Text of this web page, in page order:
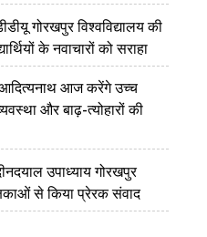
गोरखपुर विश्वविद्यालय की
के नवाचारों को सराहा
आदित्यनाथ आज करेंगे उच्च
और बाढ़-त्योहारों की
उपाध्याय गोरखपुर
से किया प्रेरक संवाद